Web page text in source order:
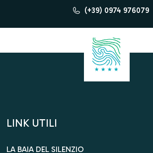
(+39) 0974 976079
LINK UTILI
LA BAIA DEL SILENZIO